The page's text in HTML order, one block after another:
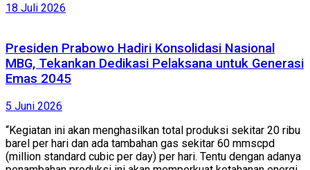
18 Juli 2026
Presiden Prabowo Hadiri Konsolidasi Nasional
MBG, Tekankan Dedikasi Pelaksana untuk Generasi
Emas 2045
5 Juni 2026
“Kegiatan ini akan menghasilkan total produksi sekitar 20 ribu
barel per hari dan ada tambahan gas sekitar 60 mmscpd
(million standard cubic per day) per hari. Tentu dengan adanya